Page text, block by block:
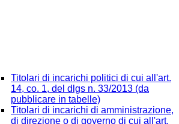
Titolari di incarichi politici di cui all'art.
14, co. 1, del dlgs n. 33/2013 (da
pubblicare in tabelle)
Titolari di incarichi di amministrazione,
di direzione o di governo di cui all'art.